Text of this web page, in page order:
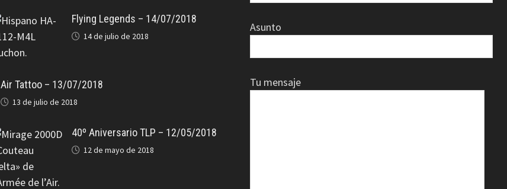
Flying Legends – 14/07/2018
14 de julio de 2018
Air Tattoo – 13/07/2018
13 de julio de 2018
40º Aniversario TLP – 12/05/2018
12 de mayo de 2018
Asunto
Tu mensaje